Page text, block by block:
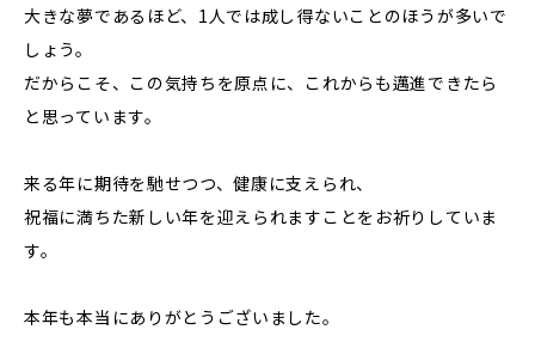
大きな夢であるほど、1人では成し得ないことのほうが多いで
しょう。
だからこそ、この気持ちを原点に、これからも邁進できたら
と思っています。
来る年に期待を馳せつつ、健康に支えられ、
祝福に満ちた新しい年を迎えられますことをお祈りしていま
す。
本年も本当にありがとうございました。